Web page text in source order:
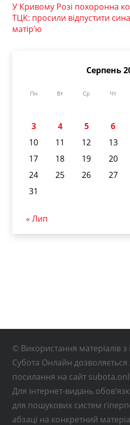
У Кривому Розі похоронна
ТЦК: просили відпустити
матір’ю
Серпень
Пн Вт Ср Чт
3
4 5 6
10
11 12 13
17
18 19 20
24
25 26 27
31
« Лип
© Використання матеріалів з
Субота Онлайн
посилання на сайт
Для інтернет-видань
для пошукових систем
абзаці на конкретний